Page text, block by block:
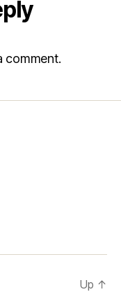
comment.
Up ↑